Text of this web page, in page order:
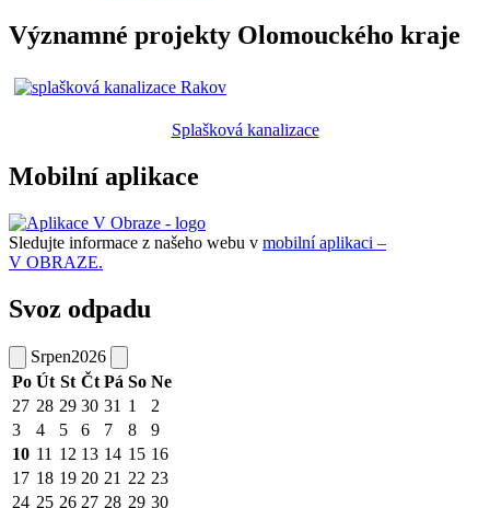
Významné projekty Olomouckého kraje
Splašková kanalizace
Mobilní aplikace
Sledujte informace z našeho webu v mobilní aplikaci –
V OBRAZE.
Svoz odpadu
Srpen2026
Po Út St Čt Pá So Ne
27 28 29 30 31 1
2
3
4 5 6 7 8
9
10 11 12 13 14 15 16
17 18 19 20 21 22 23
24 25 26 27 28 29 30